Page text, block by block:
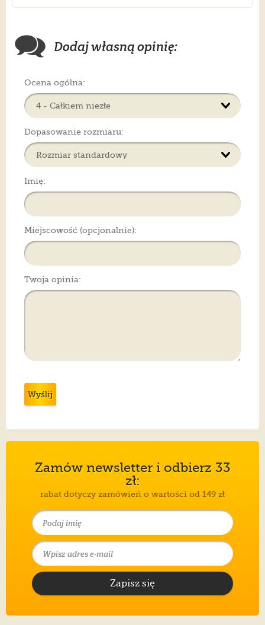
Dodaj własną opinię:
Ocena ogólna:
Dopasowanie rozmiaru:
Imię:
Miejscowość (opcjonalnie):
Twoja opinia:
Wyślij
Zamów newsletter i odbierz 33
zł:
rabat dotyczy zamówień o wartości od 149 zł
Zapisz się